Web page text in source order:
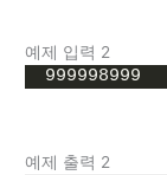
예제 입력 2
999998999
예제 출력 2